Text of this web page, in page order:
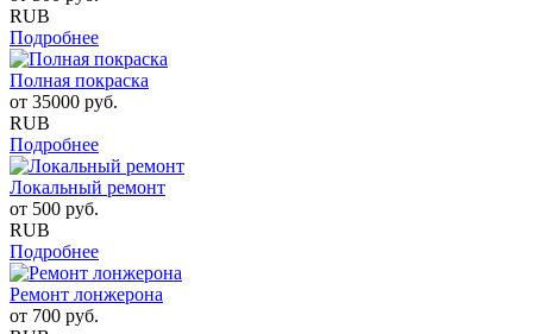
RUB
Подробнее
Полная покраска
от 35000 руб.
RUB
Подробнее
Локальный ремонт
от 500 руб.
RUB
Подробнее
Ремонт лонжерона
от 700 руб.